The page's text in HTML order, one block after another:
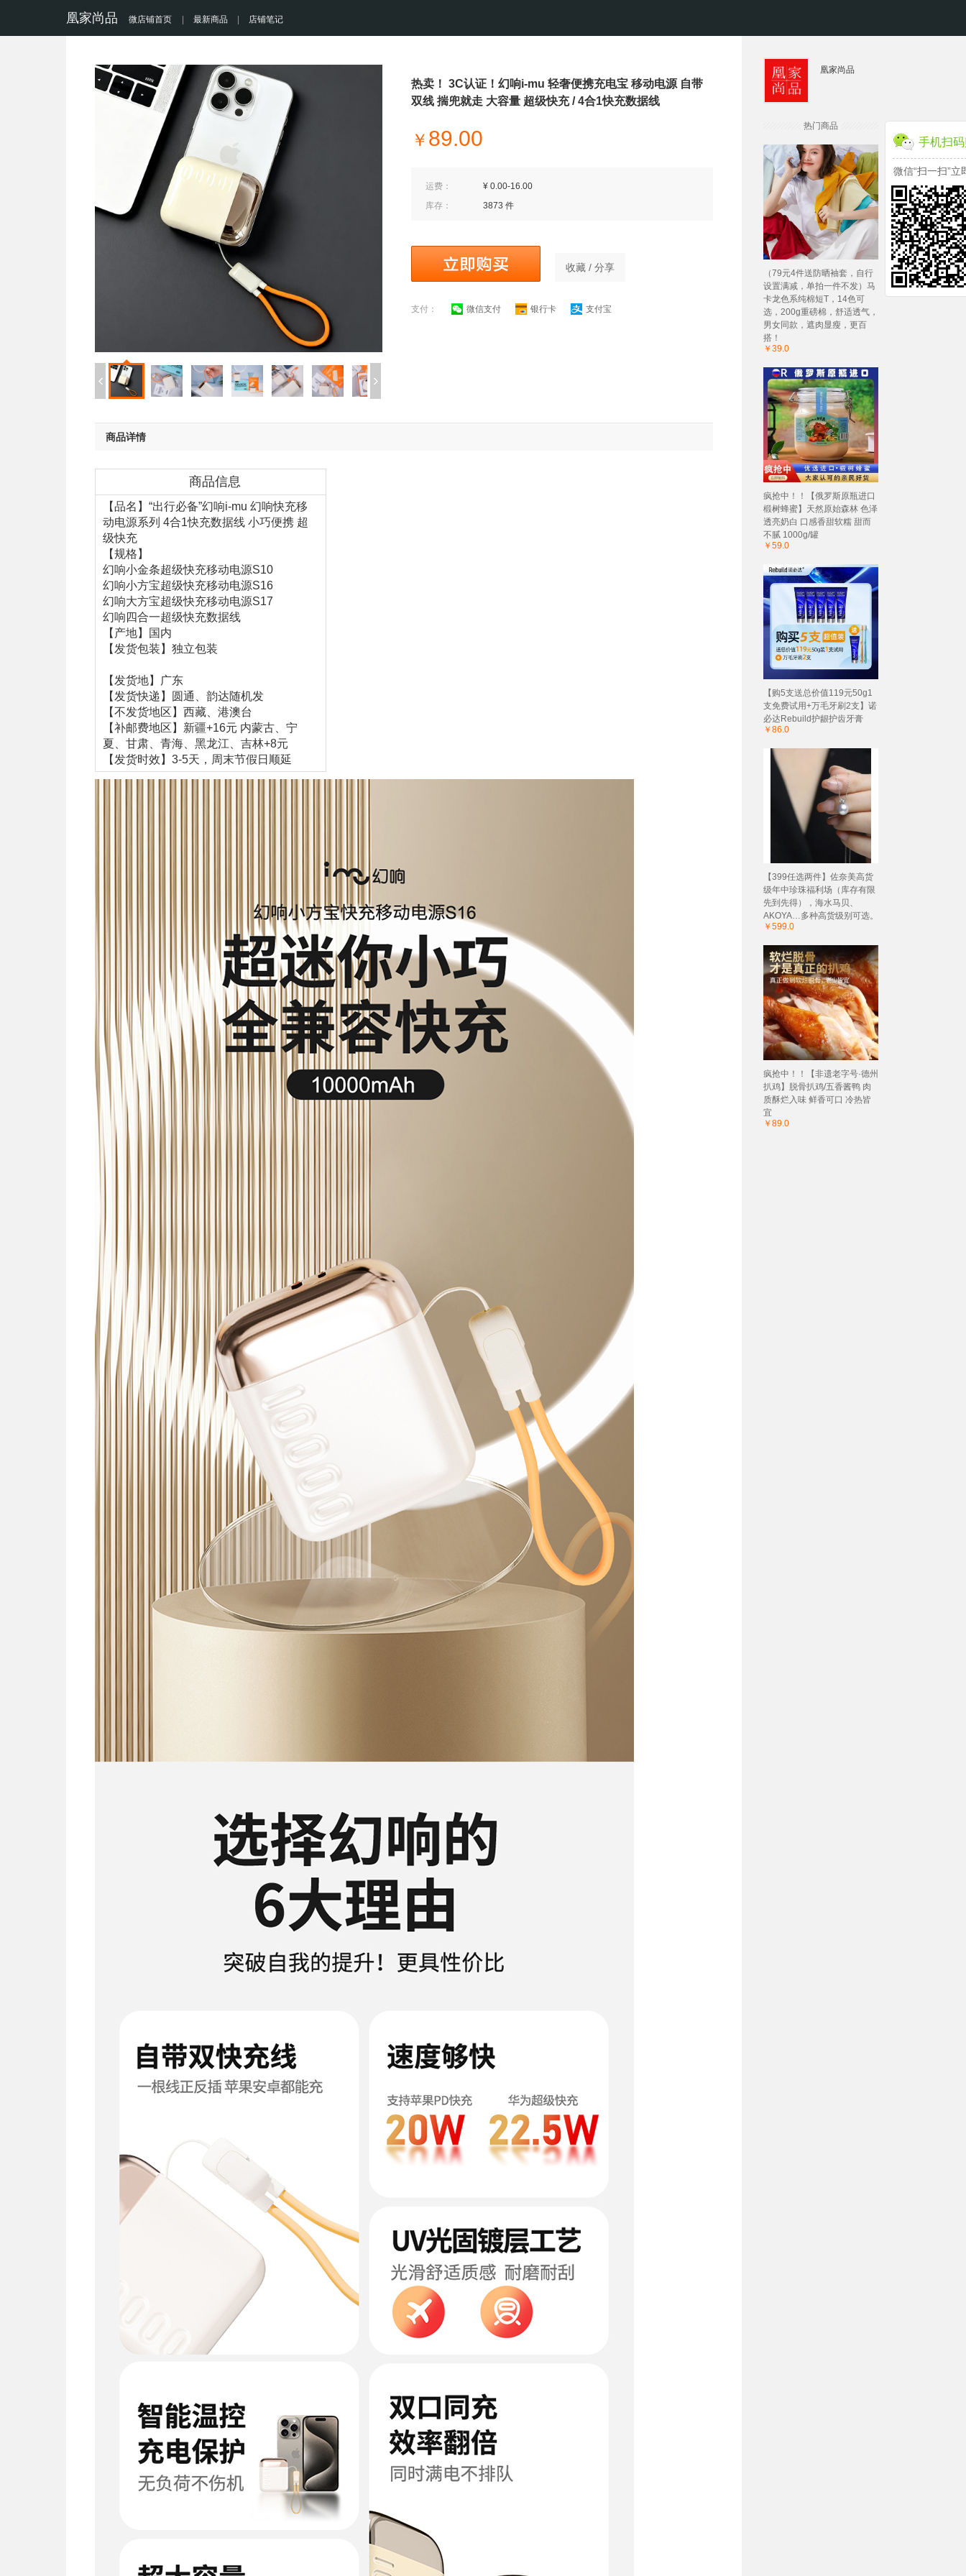
凰家尚品 微店铺首页 最新商品 店铺笔记
热卖！ 3C认证！幻响i-mu 轻奢便携充电宝 移动电源 自带
双线 揣兜就走 大容量 超级快充 / 4合1快充数据线
￥ 89.00
运费：
¥ 0.00-16.00
库存：
3873 件
收藏 / 分享
支付： 微信支付 银行卡 支付宝
商品详情
商品信息
【品名】“出行必备”幻响i-mu 幻响快充移
动电源系列 4合1快充数据线 小巧便携 超
级快充
【规格】
幻响小金条超级快充移动电源S10
幻响小方宝超级快充移动电源S16
幻响大方宝超级快充移动电源S17
幻响四合一超级快充数据线
【产地】国内
【发货包装】独立包装
【发货地】广东
【发货快递】圆通、韵达随机发
【不发货地区】西藏、港澳台
【补邮费地区】新疆+16元 内蒙古、宁
夏、甘肃、青海、黑龙江、吉林+8元
【发货时效】3-5天，周末节假日顺延
凰家尚品
热门商品
（79元4件送防晒袖套，自行
设置满减，单拍一件不发）马
卡龙色系纯棉短T，14色可
选，200g重磅棉，舒适透气，
男女同款，遮肉显瘦，更百
搭！
￥39.0
疯抢中！！【俄罗斯原瓶进口
椴树蜂蜜】天然原始森林 色泽
透亮奶白 口感香甜软糯 甜而
不腻 1000g/罐
￥59.0
【购5支送总价值119元50g1
支免费试用+万毛牙刷2支】诺
必达Rebuild护龈护齿牙膏
￥86.0
【399任选两件】佐奈美高货
级年中珍珠福利场（库存有限
先到先得），海水马贝、
AKOYA…多种高货级别可选。
￥599.0
疯抢中！！【非遗老字号·德州
扒鸡】脱骨扒鸡/五香酱鸭 肉
质酥烂入味 鲜香可口 冷热皆
宜
￥89.0
手机扫
微信“扫一扫”立